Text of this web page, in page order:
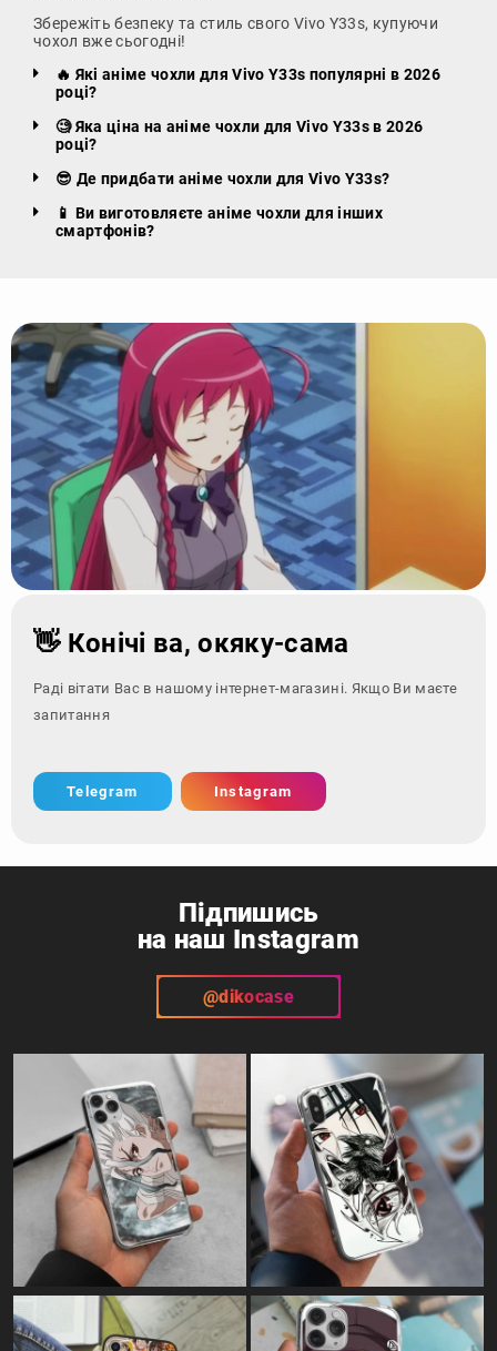
Збережіть безпеку та стиль свого Vivo Y33s, купуючи
чохол вже сьогодні!
🔥 Які аніме чохли для Vivo Y33s популярні в 2026
році?
🧐 Яка ціна на аніме чохли для Vivo Y33s в 2026
році?
😎 Де придбати аніме чохли для Vivo Y33s?
📱 Ви виготовляєте аніме чохли для інших
смартфонів?
👋 Конічі ва, окяку-сама
Раді вітати Вас в нашому інтернет-магазині. Якщо Ви маєте
запитання - зверніть
Telegram Instagram
Підпишись
на наш Instagram
@dikocase